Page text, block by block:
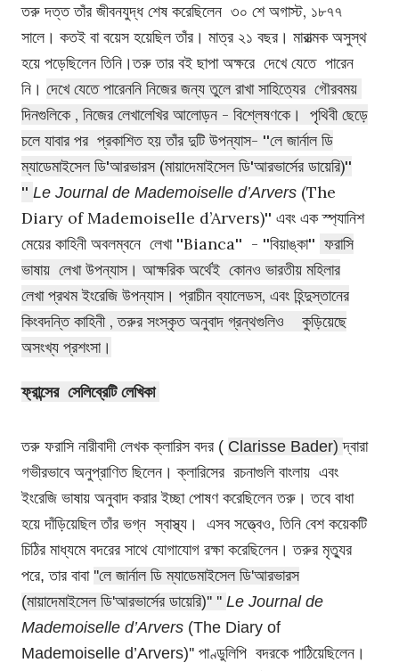
তরু দত্ত তাঁর জীবনযুদ্ধ শেষ করেছিলেন ৩০ শে অগাস্ট, ১৮৭৭
সালে। কতই বা বয়েস হয়েছিল তাঁর। মাত্র ২১ বছর। মারাত্মক অসুস্থ
হয়ে পড়েছিলেন তিনি।তরু তার বই ছাপা অক্ষরে দেখে যেতে পারেন
নি। দেখে যেতে পারেননি নিজের জন্য তুলে রাখা সাহিত্যের গৌরবময়
দিনগুলিকে , নিজের লেখালেখির আলোড়ন - বিশ্লেষণকে। পৃথিবী ছেড়ে
চলে যাবার পর প্রকাশিত হয় তাঁর দুটি উপন্যাস- ''লে জার্নাল ডি
ম্যাডেমাইসেল ডি'আরভারস (মায়াদেমাইসেল ডি'আরভার্সের ডায়েরি)''
'' Le Journal de Mademoiselle d’Arvers (The
Diary of Mademoiselle d’Arvers)'' এবং এক স্প্যানিশ
মেয়ের কাহিনী অবলম্বনে লেখা ''Bianca'' - ''বিয়াঙ্কা'' ফরাসি
ভাষায় লেখা উপন্যাস। আক্ষরিক অর্থেই কোনও ভারতীয় মহিলার
লেখা প্রথম ইংরেজি উপন্যাস। প্রাচীন ব্যালেডস, এবং হিন্দুস্তানের
কিংবদন্তি কাহিনী , তরুর সংস্কৃত অনুবাদ গ্রন্থগুলিও কুড়িয়েছে
অসংখ্য প্রশংসা ।
ফ্রান্সের সেলিব্রেটি লেখিকা
তরু ফরাসি নারীবাদী লেখক ক্লারিস বদর ( Clarisse Bader) দ্বারা
গভীরভাবে অনুপ্রাণিত ছিলেন। ক্লারিসের রচনাগুলি বাংলায় এবং
ইংরেজি ভাষায় অনুবাদ করার ইচ্ছা পোষণ করেছিলেন তরু। তবে বাধা
হয়ে দাঁড়িয়েছিল তাঁর ভগ্ন স্বাস্থ্য। এসব সত্ত্বেও, তিনি বেশ কয়েকটি
চিঠির মাধ্যমে বদরের সাথে যোগাযোগ রক্ষা করেছিলেন। তরুর মৃত্যুর
পরে, তার বাবা ''লে জার্নাল ডি ম্যাডেমাইসেল ডি'আরভারস
(মায়াদেমাইসেল ডি'আরভার্সের ডায়েরি)'' '' Le Journal de
Mademoiselle d’Arvers (The Diary of
Mademoiselle d’Arvers)'' পাণ্ডুলিপি বদরকে পাঠিয়েছিলেন।